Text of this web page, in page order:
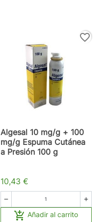
favorite_border
Algesal 10 mg/g + 100
mg/g Espuma Cutánea
a Presión 100 g
10,43 €
 
 Añadir al carrito